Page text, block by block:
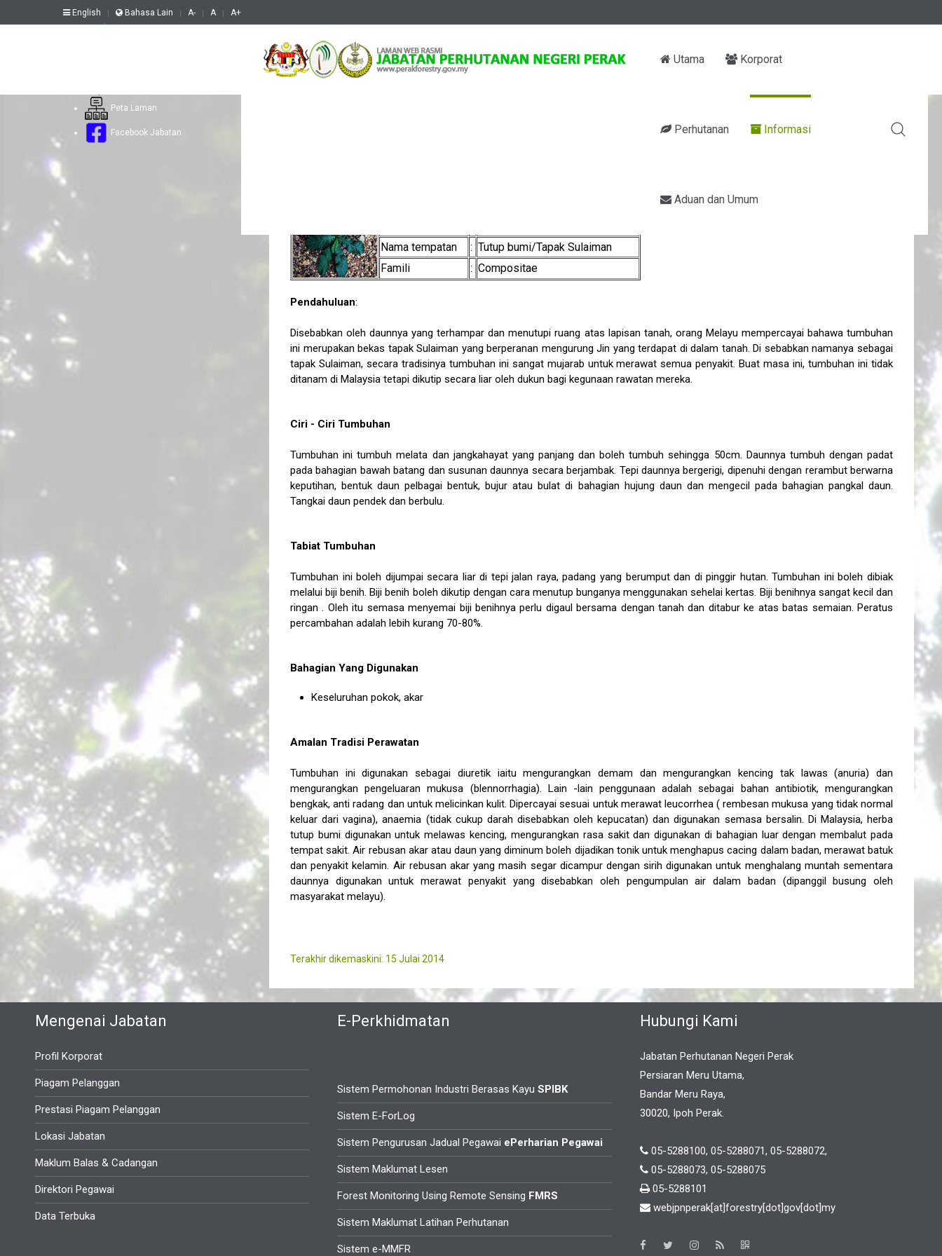
English Bahasa Lain A- A A+
Peta Laman
Facebook Jabatan
Utama Korporat
Perhutanan Informasi
Aduan dan Umum
Nama tempatan
: Tutup bumi/Tapak Sulaiman
Famili
: Compositae
Pendahuluan:
Disebabkan oleh daunnya yang terhampar dan menutupi ruang atas lapisan tanah, orang Melayu mempercayai bahawa tumbuhan
ini merupakan bekas tapak Sulaiman yang berperanan mengurung Jin yang terdapat di dalam tanah. Di sebabkan namanya sebagai
tapak Sulaiman, secara tradisinya tumbuhan ini sangat mujarab untuk merawat semua penyakit. Buat masa ini, tumbuhan ini tidak
ditanam di Malaysia tetapi dikutip secara liar oleh dukun bagi kegunaan rawatan mereka.
Ciri - Ciri Tumbuhan
Tumbuhan ini tumbuh melata dan jangkahayat yang panjang dan boleh tumbuh sehingga 50cm. Daunnya tumbuh dengan padat
pada bahagian bawah batang dan susunan daunnya secara berjambak. Tepi daunnya bergerigi, dipenuhi dengan rerambut berwarna
keputihan, bentuk daun pelbagai bentuk, bujur atau bulat di bahagian hujung daun dan mengecil pada bahagian pangkal daun.
Tangkai daun pendek dan berbulu.
Tabiat Tumbuhan
Tumbuhan ini boleh dijumpai secara liar di tepi jalan raya, padang yang berumput dan di pinggir hutan. Tumbuhan ini boleh dibiak
melalui biji benih. Biji benih boleh dikutip dengan cara menutup bunganya menggunakan sehelai kertas. Biji benihnya sangat kecil dan
ringan . Oleh itu semasa menyemai biji benihnya perlu digaul bersama dengan tanah dan ditabur ke atas batas semaian. Peratus
percambahan adalah lebih kurang 70-80%.
Bahagian Yang Digunakan
Keseluruhan pokok, akar
Amalan Tradisi Perawatan
Tumbuhan ini digunakan sebagai diuretik iaitu mengurangkan demam dan mengurangkan kencing tak lawas (anuria) dan
mengurangkan pengeluaran mukusa (blennorrhagia). Lain -lain penggunaan adalah sebagai bahan antibiotik, mengurangkan
bengkak, anti radang dan untuk melicinkan kulit. Dipercayai sesuai untuk merawat leucorrhea ( rembesan mukusa yang tidak normal
keluar dari vagina), anaemia (tidak cukup darah disebabkan oleh kepucatan) dan digunakan semasa bersalin. Di Malaysia, herba
tutup bumi digunakan untuk melawas kencing, mengurangkan rasa sakit dan digunakan di bahagian luar dengan membalut pada
tempat sakit. Air rebusan akar atau daun yang diminum boleh dijadikan tonik untuk menghapus cacing dalam badan, merawat batuk
dan penyakit kelamin. Air rebusan akar yang masih segar dicampur dengan sirih digunakan untuk menghalang muntah sementara
daunnya digunakan untuk merawat penyakit yang disebabkan oleh pengumpulan air dalam badan (dipanggil busung oleh
masyarakat melayu).
Terakhir dikemaskini: 15 Julai 2014
Mengenai Jabatan
Profil Korporat
Piagam Pelanggan
Prestasi Piagam Pelanggan
Lokasi Jabatan
Maklum Balas & Cadangan
Direktori Pegawai
Data Terbuka
E-Perkhidmatan
Sistem Permohonan Industri Berasas KayuSPIBK
Sistem E-ForLog
Sistem Pengurusan Jadual Pegawai ePerharian Pegawai
Sistem Maklumat Lesen
Forest Monitoring Using Remote Sensing FMRS
Sistem Maklumat Latihan Perhutanan
Sistem e-MMFR
Hubungi Kami
Jabatan Perhutanan Negeri Perak
Persiaran Meru Utama,
Bandar Meru Raya,
30020, Ipoh Perak.
05-5288100, 05-5288071, 05-5288072,
05-5288073, 05-5288075
05-5288101
webjpnperak[at]forestry[dot]gov[dot]my